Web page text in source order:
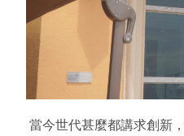
當今世代甚麼都講求創新